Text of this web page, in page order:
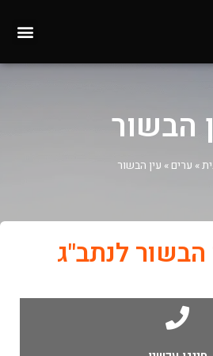
הבשור
» ערים » עין הבשור
הבשור לנתב"ג